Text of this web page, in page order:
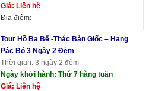
Giá: Liên hệ
Địa điểm:
Tour Hồ Ba Bể -Thác Bản Giốc – Hang
Pác Bó 3 Ngày 2 Đêm
Thời gian: 3 ngày 2 đêm
Ngày khởi hành: Thứ 7 hàng tuần
Giá: Liên hệ